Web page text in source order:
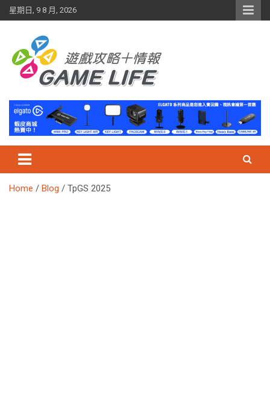
Skip
to
星期日, 9 8 月, 2026
Home Blog TpGS 2025